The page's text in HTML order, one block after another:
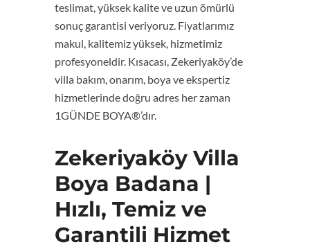
teslimat, yüksek kalite ve uzun ömürlü
sonuç garantisi veriyoruz. Fiyatlarımız
makul, kalitemiz yüksek, hizmetimiz
profesyoneldir. Kısacası, Zekeriyaköy’de
villa bakım, onarım, boya ve ekspertiz
hizmetlerinde doğru adres her zaman
1GÜNDE BOYA®’dır.
Zekeriyaköy Villa
Boya Badana |
Hızlı, Temiz ve
Garantili Hizmet